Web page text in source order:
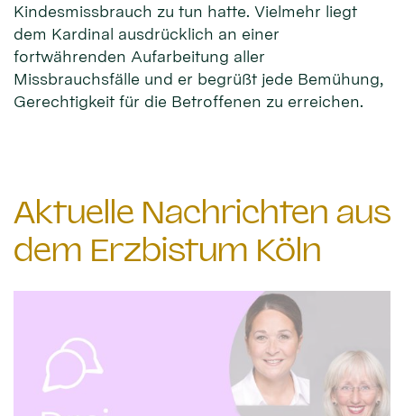
Kindesmissbrauch zu tun hatte. Vielmehr liegt
dem Kardinal ausdrücklich an einer
fortwährenden Aufarbeitung aller
Missbrauchsfälle und er begrüßt jede Bemühung,
Gerechtigkeit für die Betroffenen zu erreichen.
Aktuelle Nachrichten aus
dem Erzbistum Köln